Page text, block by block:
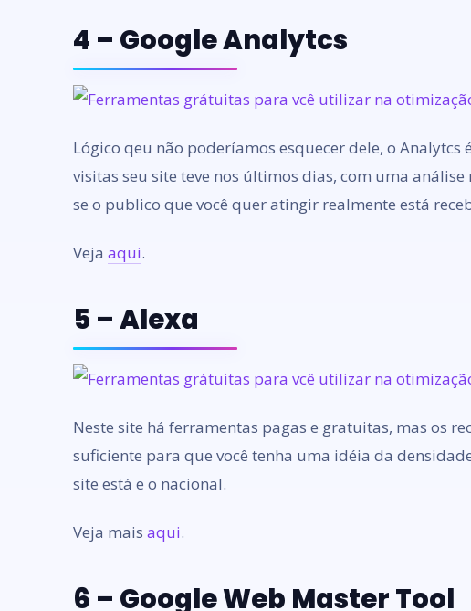
4 – Google Analytcs
Lógico qeu não poderíamos esquecer dele, o
visitas seu site teve nos últimos dias, com uma
se o publico que você quer atingir realmente está
Veja aqui.
5 – Alexa
Neste site há ferramentas pagas e gratuitas, mas os
suficiente para que você tenha uma idéia da
site está e o nacional.
Veja mais aqui.
6 – Google Web Master Tool